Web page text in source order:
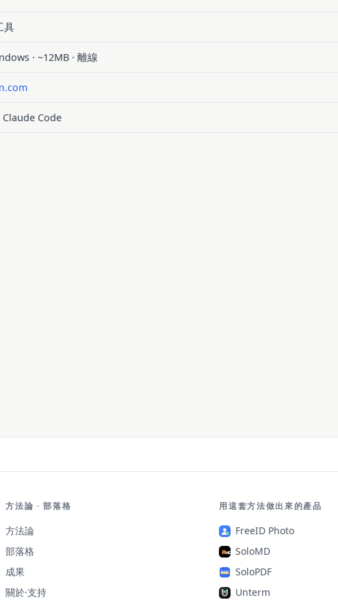
具
· ~12MB · 離線
Code
方法論 · 部落格
方法論
部落格
成果
關於·支持
用這套方法做出來的產品
FreeID Photo
SoloMD
SoloPDF
Unterm